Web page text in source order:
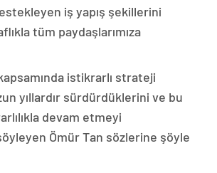
iş yapış şekillerini
tüm paydaşlarımıza
istikrarlı strateji
yıllardır sürdürdüklerini ve bu
devam etmeyi
Ömür Tan sözlerine şöyle